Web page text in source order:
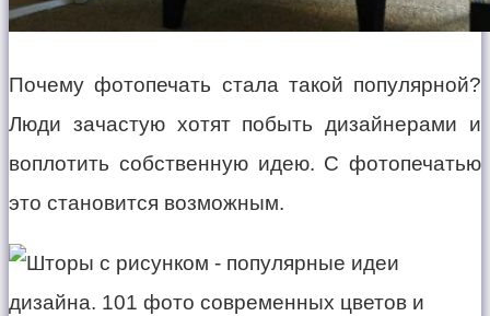
Почему фотопечать стала такой популярной?
Люди зачастую хотят побыть дизайнерами и
воплотить собственную идею. С фотопечатью
это становится возможным.